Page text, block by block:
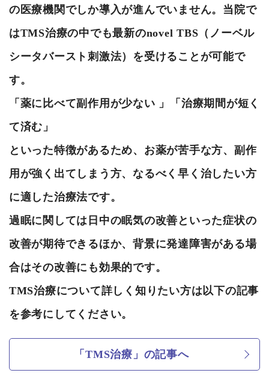
の医療機関でしか導入が進んでいません。当院で
はTMS治療の中でも最新のnovel TBS（ノーベル
シータバースト刺激法）を受けることが可能で
す。
「薬に比べて副作用が少ない 」「治療期間が短く
て済む」
といった特徴があるため、お薬が苦手な方、副作
用が強く出てしまう方、なるべく早く治したい方
に適した治療法です。
過眠に関しては日中の眠気の改善といった症状の
改善が期待できるほか、背景に発達障害がある場
合はその改善にも効果的です。
TMS治療について詳しく知りたい方は以下の記事
を参考にしてください。
「TMS治療」の記事へ